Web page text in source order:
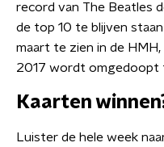
record van The Beatles
de top 10 te blijven
maart te zien in de
2017 wordt omgedoopt
Kaarten
Luister de hele week